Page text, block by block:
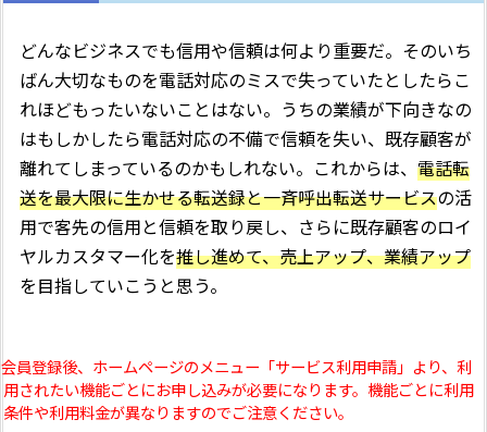
どんなビジネスでも信用や信頼は何より重要だ。そのいち
ばん大切なものを電話対応のミスで失っていたとしたらこ
れほどもったいないことはない。うちの業績が下向きなの
はもしかしたら電話対応の不備で信頼を失い、既存顧客が
離れてしまっているのかもしれない。これからは、 電話転
送を最大限に生かせる転送録と一斉呼出転送サービスの活
用で客先の信用と信頼を取り戻し、さらに既存顧客のロイ
ヤルカスタマー化を推し進めて、売上アップ、業績アップ
を目指していこうと思う。
員登録後、ホームページのメニュー「サービス利用申請」より、利
用されたい機能ごとにお申し込みが必要になります。機能ごとに利用
条件や利用料金が異なりますのでご注意ください。